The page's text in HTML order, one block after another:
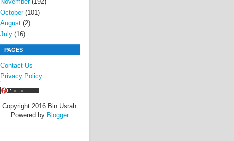
November(192)
October(101)
August (2)
July (16)
PAGES
Contact Us
Privacy Policy
Copyright 2016 Bin Usrah.
Powered by Blogger.